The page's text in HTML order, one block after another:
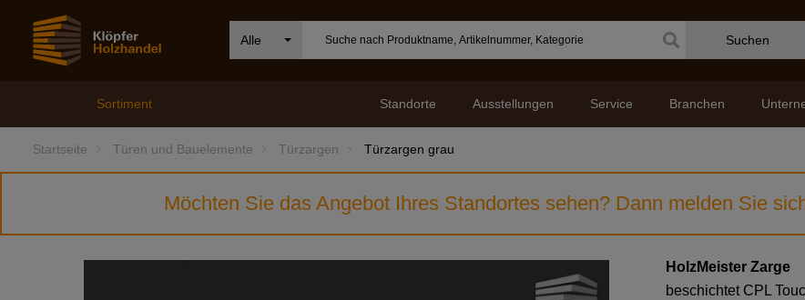
Alle Suchen
Branchen
Service
Ausstellungen
Standorte
Sortiment
Startseite Türen und Bauelemente Türzargen Türzargen grau
Möchten Sie das Angebot Ihres Standortes sehen? Dann melden Sie
HolzMeister Zarge
beschichtet CPL